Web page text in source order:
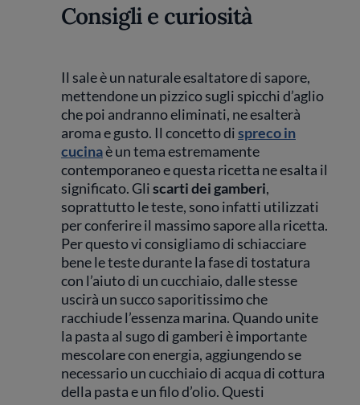
Consigli e curiosità
Il sale è un naturale esaltatore di sapore,
mettendone un pizzico sugli spicchi d’aglio
che poi andranno eliminati, ne esalterà
aroma e gusto. Il concetto dispreco in
cucinaè un tema estremamente
contemporaneo e questa ricetta ne esalta il
significato. Gliscarti dei gamberi,
soprattutto le teste, sono infatti utilizzati
per conferire il massimo sapore alla ricetta.
Per questo vi consigliamo di schiacciare
bene le teste durante la fase di tostatura
con l’aiuto di un cucchiaio, dalle stesse
uscirà un succo saporitissimo che
racchiude l’essenza marina. Quando unite
la pasta al sugo di gamberi è importante
mescolare con energia, aggiungendo se
necessario un cucchiaio di acqua di cottura
della pasta e un filo d’olio. Questi